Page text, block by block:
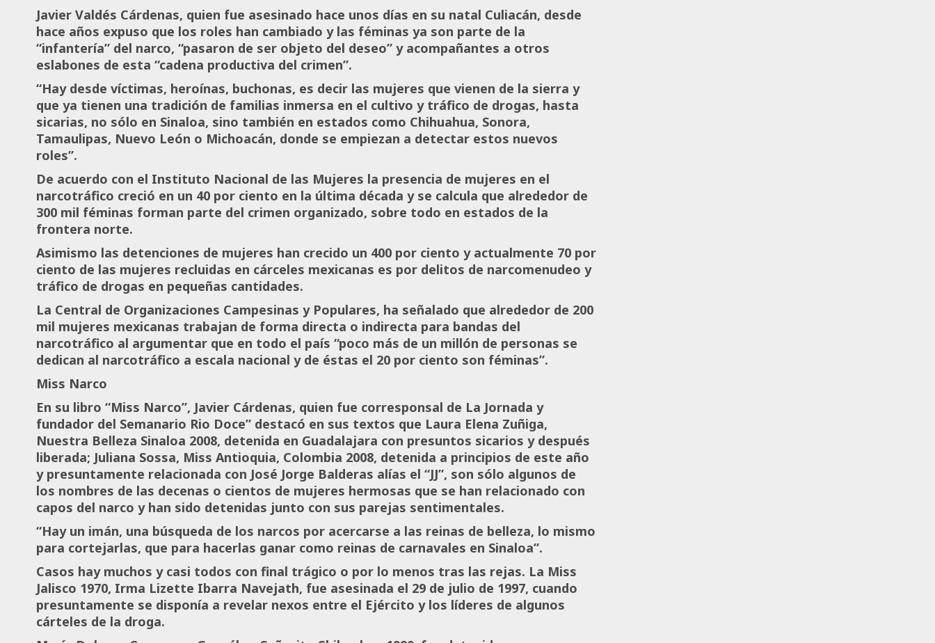
Javier Valdés Cárdenas, quien fue asesinado hace unos días en su natal Culiacán, desde
hace años expuso que los roles han cambiado y las féminas ya son parte de la
“infantería” del narco, “pasaron de ser objeto del deseo” y acompañantes a otros
eslabones de esta “cadena productiva del crimen”.
“Hay desde víctimas, heroínas, buchonas, es decir las mujeres que vienen de la sierra y
que ya tienen una tradición de familias inmersa en el cultivo y tráfico de drogas, hasta
sicarias, no sólo en Sinaloa, sino también en estados como Chihuahua, Sonora,
Tamaulipas, Nuevo León o Michoacán, donde se empiezan a detectar estos nuevos
roles”.
De acuerdo con el Instituto Nacional de las Mujeres la presencia de mujeres en el
narcotráfico creció en un 40 por ciento en la última década y se calcula que alrededor de
300 mil féminas forman parte del crimen organizado, sobre todo en estados de la
frontera norte.
Asimismo las detenciones de mujeres han crecido un 400 por ciento y actualmente 70 por
ciento de las mujeres recluidas en cárceles mexicanas es por delitos de narcomenudeo y
tráfico de drogas en pequeñas cantidades.
La Central de Organizaciones Campesinas y Populares, ha señalado que alrededor de 200
mil mujeres mexicanas trabajan de forma directa o indirecta para bandas del
narcotráfico al argumentar que en todo el país “poco más de un millón de personas se
dedican al narcotráfico a escala nacional y de éstas el 20 por ciento son féminas”.
Miss Narco
En su libro “Miss Narco”, Javier Cárdenas, quien fue corresponsal de La Jornada y
fundador del Semanario Rio Doce” destacó en sus textos que Laura Elena Zuñiga,
Nuestra Belleza Sinaloa 2008, detenida en Guadalajara con presuntos sicarios y después
liberada; Juliana Sossa, Miss Antioquia, Colombia 2008, detenida a principios de este año
y presuntamente relacionada con José Jorge Balderas alías el “JJ”, son sólo algunos de
los nombres de las decenas o cientos de mujeres hermosas que se han relacionado con
capos del narco y han sido detenidas junto con sus parejas sentimentales.
“Hay un imán, una búsqueda de los narcos por acercarse a las reinas de belleza, lo mismo
para cortejarlas, que para hacerlas ganar como reinas de carnavales en Sinaloa”.
Casos hay muchos y casi todos con final trágico o por lo menos tras las rejas. La Miss
Jalisco 1970, Irma Lizette Ibarra Navejath, fue asesinada el 29 de julio de 1997, cuando
presuntamente se disponía a revelar nexos entre el Ejército y los líderes de algunos
cárteles de la droga.